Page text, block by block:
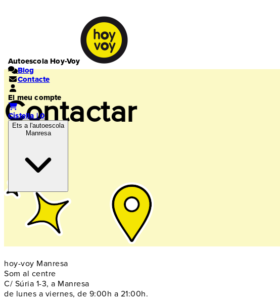
Autoescola Hoy-Voy
Blog
Contacte
El meu compte
Cistella | 0
Ets a l'autoescola
Manresa
Contactar
hoy-voy Manresa
Som al centre
C/ Súria 1-3, a Manresa
de lunes a viernes, de 9:00h a 21:00h.